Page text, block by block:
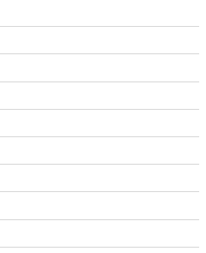
んの攻略動画です。アイテムはネコボンと
編成は大狂乱モヒカン、ゴム2種、タイムマ
ン、コニャンダムの無課金7種を組んで挑ん
ャラは3種とも古代の呪い無効持ちなの
しっかり守ってやれば安泰。動画の後半で
ゴムの2種攻略も収録されています。